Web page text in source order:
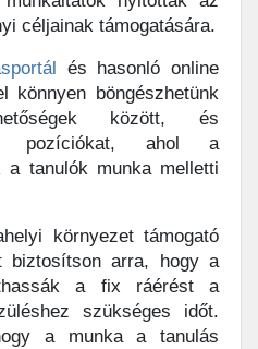
céljainak támogatására.
és hasonló online
könnyen böngészhetünk
között, és
pozíciókat, ahol a
a tanulók munka melletti
környezet támogató
biztosítson arra, hogy a
a fix ráérést a
szükséges időt.
a munka a tanulás